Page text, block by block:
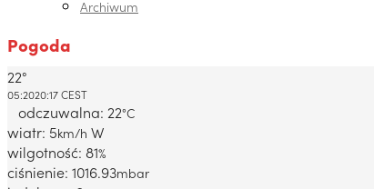
Archiwum
Pogoda
Dabrowa Gornicza, PL
22°
05:2020:17 CEST
odczuwalna: 22°C
wiatr: 5km/h W
wilgotność: 81%
ciśnienie: 1016.93mbar